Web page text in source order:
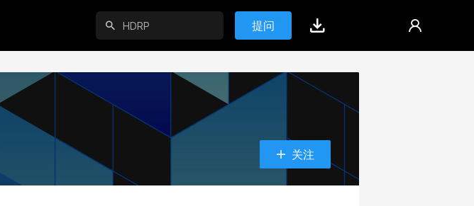
提问
关注